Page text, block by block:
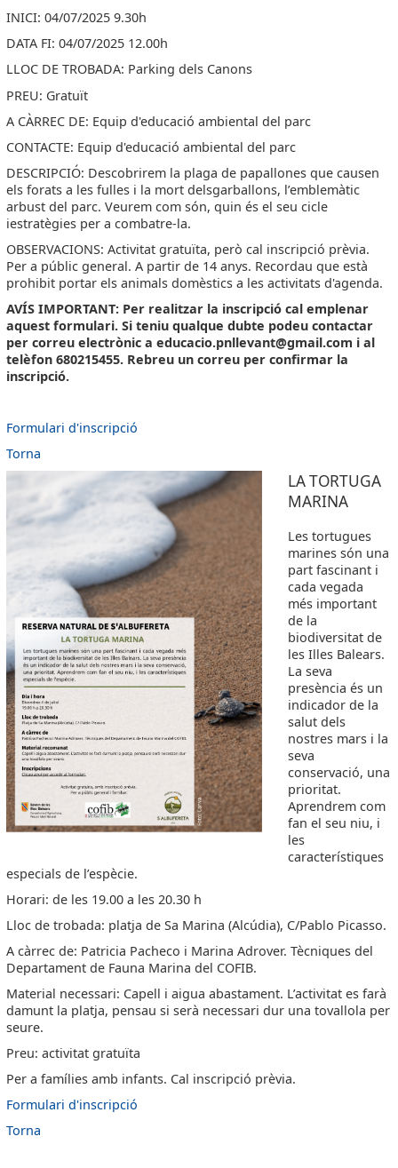
INICI: 04/07/2025 9.30h
DATA FI: 04/07/2025 12.00h
LLOC DE TROBADA: Parking dels Canons
PREU: Gratuït
A CÀRREC DE: Equip d'educació ambiental del parc
CONTACTE: Equip d'educació ambiental del parc
DESCRIPCIÓ: Descobrirem la plaga de papallones que causen
els forats a les fulles i la mort delsgarballons, l’emblemàtic
arbust del parc. Veurem com són, quin és el seu cicle
iestratègies per a combatre-la.
OBSERVACIONS: Activitat gratuïta, però cal inscripció prèvia.
Per a públic general. A partir de 14 anys. Recordau que està
prohibit portar els animals domèstics a les activitats d'agenda.
AVÍS IMPORTANT: Per realitzar la inscripció cal emplenar
aquest formulari. Si teniu qualque dubte podeu contactar
per correu electrònic a educacio.pnllevant@gmail.com i al
telèfon 680215455. Rebreu un correu per confirmar la
inscripció.
Formulari d'inscripció
Torna
LA TORTUGA
MARINA
Les tortugues
marines són una
part fascinant i
cada vegada
més important
de la
biodiversitat de
les Illes Balears.
La seva
presència és un
indicador de la
salut dels
nostres mars i la
seva
conservació, una
prioritat.
Aprendrem com
fan el seu niu, i
les
característiques
especials de l’espècie.
Horari: de les 19.00 a les 20.30 h
Lloc de trobada: platja de Sa Marina (Alcúdia), C/Pablo Picasso.
A càrrec de: Patricia Pacheco i Marina Adrover. Tècniques del
Departament de Fauna Marina del COFIB.
Material necessari: Capell i aigua abastament. L’activitat es farà
damunt la platja, pensau si serà necessari dur una tovallola per
seure.
Preu: activitat gratuïta
Per a famílies amb infants. Cal inscripció prèvia.
Formulari d'inscripció
Torna